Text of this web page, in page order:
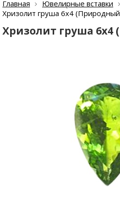
Главная Ювелирные вставки
Хризолит груша 6х4
Хризолит груша